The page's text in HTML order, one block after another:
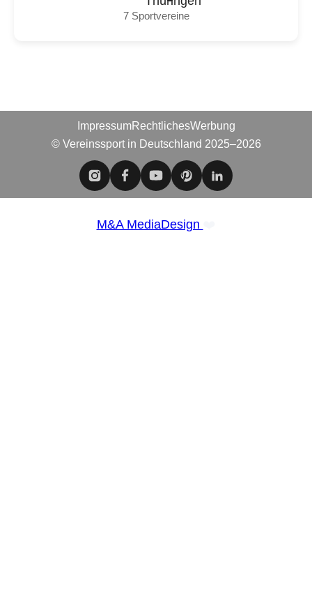
7 Sportvereine
ImpressumRechtlichesWerbung
© Vereinssport in Deutschland 2025–2026
M&A MediaDesign